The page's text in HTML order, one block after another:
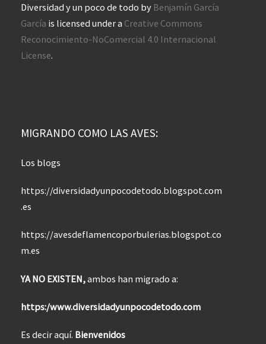
Diversidad y un poco de todo by Benjamín García
García is licensed under a Creative Commons
Reconocimiento-NoComercial 4.0 Internacional
License.
MIGRANDO COMO LAS AVES:
Los blogs
https://diversidadyunpocodetodo.blogspot.com
.es
https://avesdeflamencoporbulerias.blogspot.co
m.es
YA NO EXISTEN,ambos han migrado a:
https:/www.diversidadyunpocodetodo.com
Es decir aquí. Bienvenidos